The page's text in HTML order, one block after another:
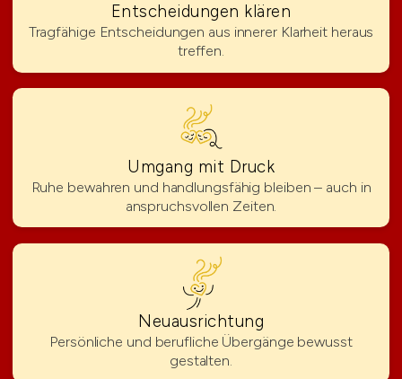
Entscheidungen klären
Tragfähige Entscheidungen aus innerer Klarheit heraus
treffen.
Umgang mit Druck
Ruhe bewahren und handlungsfähig bleiben – auch in
anspruchsvollen Zeiten.
Neuausrichtung
Persönliche und berufliche Übergänge bewusst
gestalten.